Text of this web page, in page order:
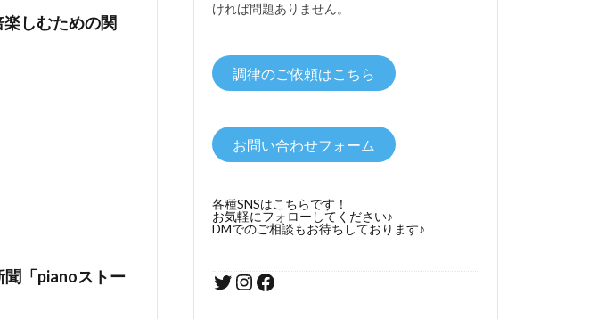
楽しむための関
「pianoストー
ければ問題ありません。
調律のご依頼はこちら
お問い合わせフォーム
各種SNSはこちらです！
お気軽にフォローしてください♪
DMでのご相談もお待ちしております♪